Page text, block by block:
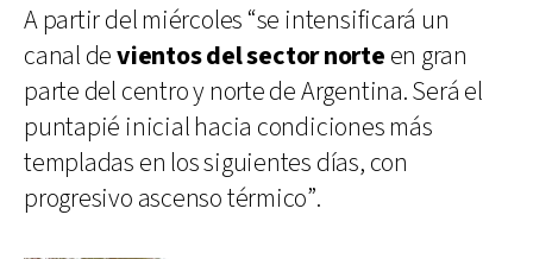
A partir del miércoles “se intensificará un
canal devientos del sector norte en gran
parte del centro y norte de Argentina. Será el
puntapié inicial hacia condiciones más
templadas en los siguientes días, con
progresivo ascenso térmico”.